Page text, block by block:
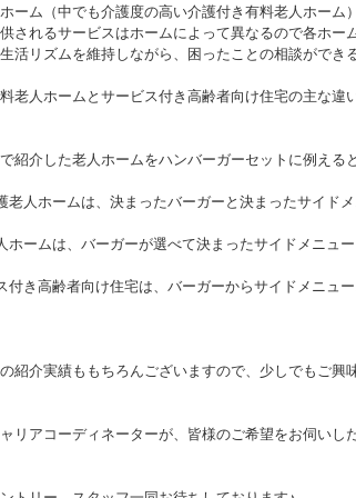
ーム（中でも介護度の高い介護付き有料老人ホーム
されるサービスはホームによって異なるので各ホー
活リズムを維持しながら、困ったことの相談ができ
老人ホームとサービス付き高齢者向け住宅の主な違
紹介した老人ホームをハンバーガーセットに例える
老人ホームは、決まったバーガーと決まったサイド
ホームは、バーガーが選べて決まったサイドメニュ
付き高齢者向け住宅は、バーガーからサイドメニュ
紹介実績ももちろんございますので、少しでもご興
リアコーディネーターが、皆様のご希望をお伺いし